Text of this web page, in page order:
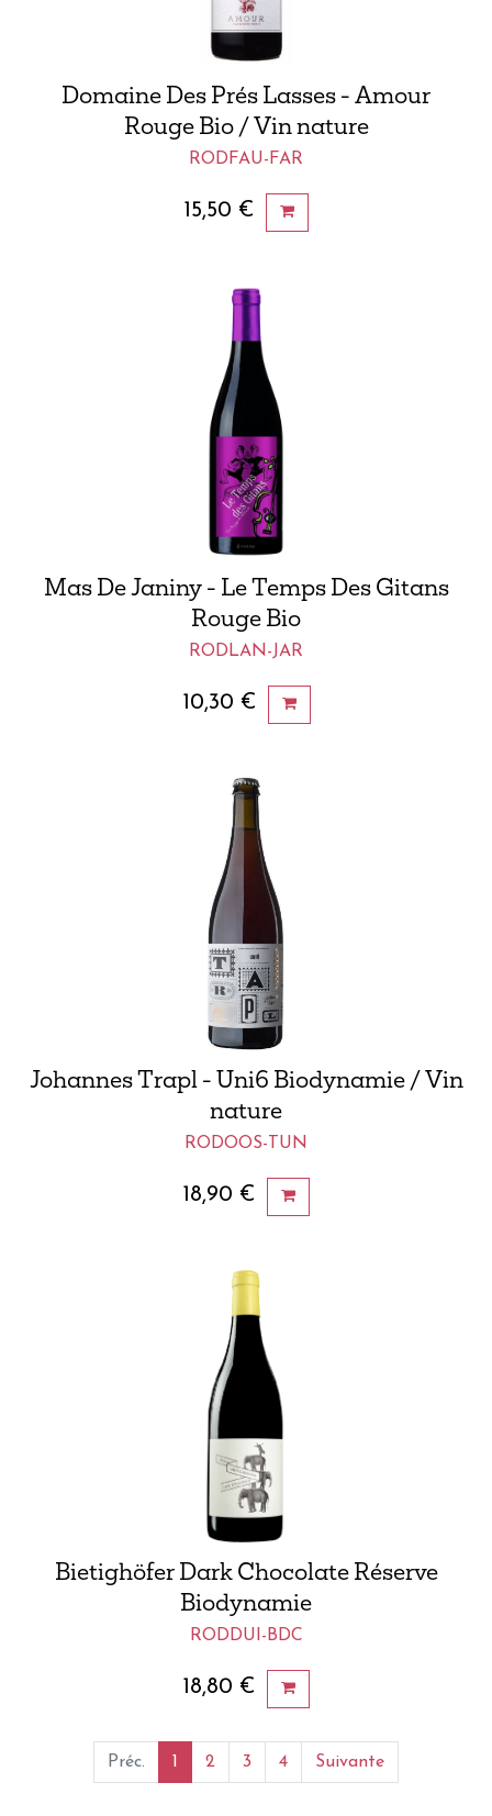
Domaine Des Prés Lasses - Amour
Rouge Bio / Vin nature
RODFAU-FAR
15,50 €
Mas De Janiny - Le Temps Des Gitans
Rouge Bio
RODLAN-JAR
10,30 €
Johannes Trapl - Uni6 Biodynamie / Vin
nature
RODOOS-TUN
18,90 €
Bietighöfer Dark Chocolate Réserve
Biodynamie
RODDUI-BDC
18,80 €
Préc. 1 2 3 4 Suivante